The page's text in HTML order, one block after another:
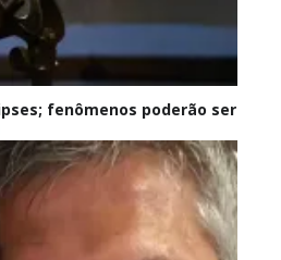
fenômenos poderão ser